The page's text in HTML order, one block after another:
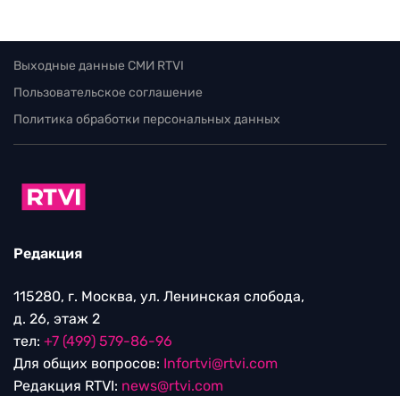
Выходные данные СМИ RTVI
Пользовательское соглашение
Политика обработки персональных данных
Редакция
115280, г. Москва, ул. Ленинская слобода,
д. 26, этаж 2
тел: +7 (499) 579-86-96
Для общих вопросов: Infortvi@rtvi.com
Редакция RTVI: news@rtvi.com